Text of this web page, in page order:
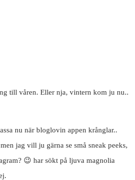
till våren. Eller nja, vintern kom ju nu..
nu när bloglovin appen krånglar..
jag vill ju gärna se små sneak peeks,
😉 har sökt på ljuva magnolia